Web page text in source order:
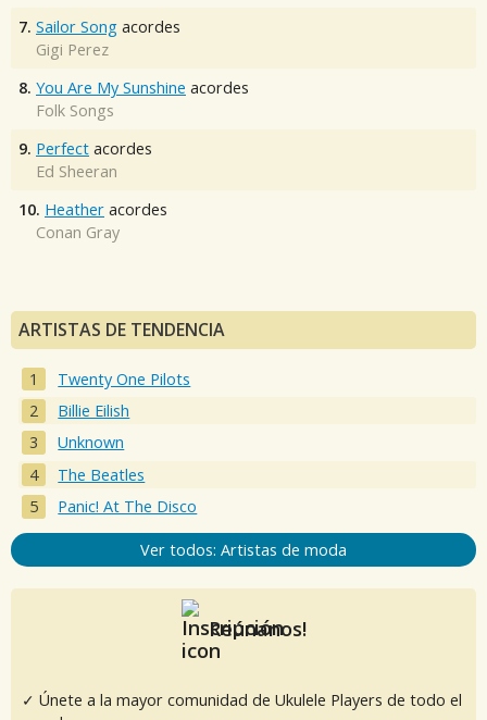
7. Sailor Song acordes
Gigi Perez
8. You Are My Sunshine acordes
Folk Songs
9. Perfect acordes
Ed Sheeran
10. Heather acordes
Conan Gray
ARTISTAS DE TENDENCIA
Twenty One Pilots
Billie Eilish
Unknown
The Beatles
Panic! At The Disco
Ver todos: Artistas de moda
Reúnanos!
✓ Únete a la mayor comunidad de Ukulele Players de todo el